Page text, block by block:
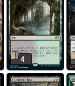
4